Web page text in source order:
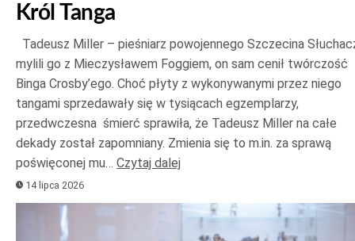
Król Tanga
Tadeusz Miller – pieśniarz powojennego Szczecina
mylili go z Mieczysławem Foggiem, on sam cenił twórczość
Binga Crosby’ego. Choć płyty z wykonywanymi przez niego
tangami sprzedawały się w tysiącach egzemplarzy,
przedwczesna śmierć sprawiła, że Tadeusz Miller na całe
dekady został zapomniany. Zmienia się to m.in. za sprawą
poświęconej mu… Czytaj dalej
14 lipca 2026
Odtwarzacz